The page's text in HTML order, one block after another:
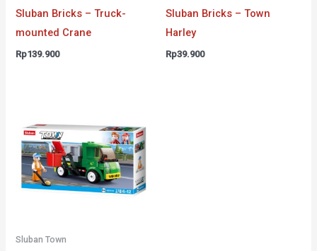
Sluban Bricks – Truck-
mounted Crane
Rp139.900
Sluban Bricks – Town
Harley
Rp39.900
Sluban Town